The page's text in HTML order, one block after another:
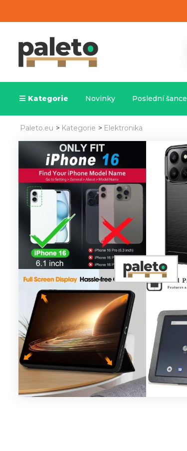
Kategorie Novinky Poslední šance
Paleto.eu > Kategorie > Elektronika